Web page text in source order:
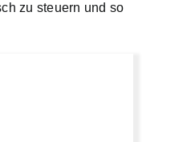
zu steuern und so